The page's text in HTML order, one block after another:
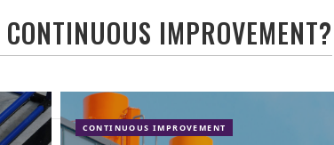
CONTINUOUS IMPROVEMENT?
CONTINUOUS IMPROVEMENT